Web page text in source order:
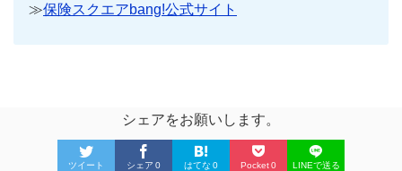
≫保険スクエアbang!公式サイト
シェアをお願いします。
ツイート シェア 0 はてな 0 Pocket0 LINEで送る